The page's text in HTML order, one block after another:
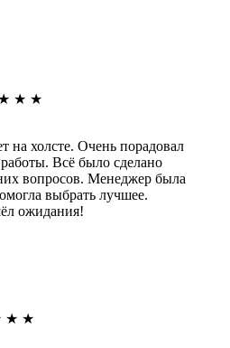
★ ★
на холсте. Очень порадовал
работы. Всё было сделано
вопросов. Менеджер была
выбрать лучшее.
ожидания!
★ ★